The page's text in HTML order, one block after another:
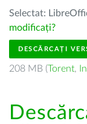
Selectat:
modificați?
DESCĂRCAȚI
208 MB (Torent,